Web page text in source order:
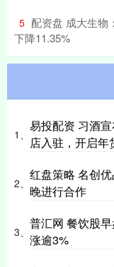
5 配资盘 成大生物
下降11.35%
1、
易投配资 习酒
店入驻，开启年
2、
红盘策略 名创
晚进行合作
3、
普汇网 餐饮股
涨逾3%